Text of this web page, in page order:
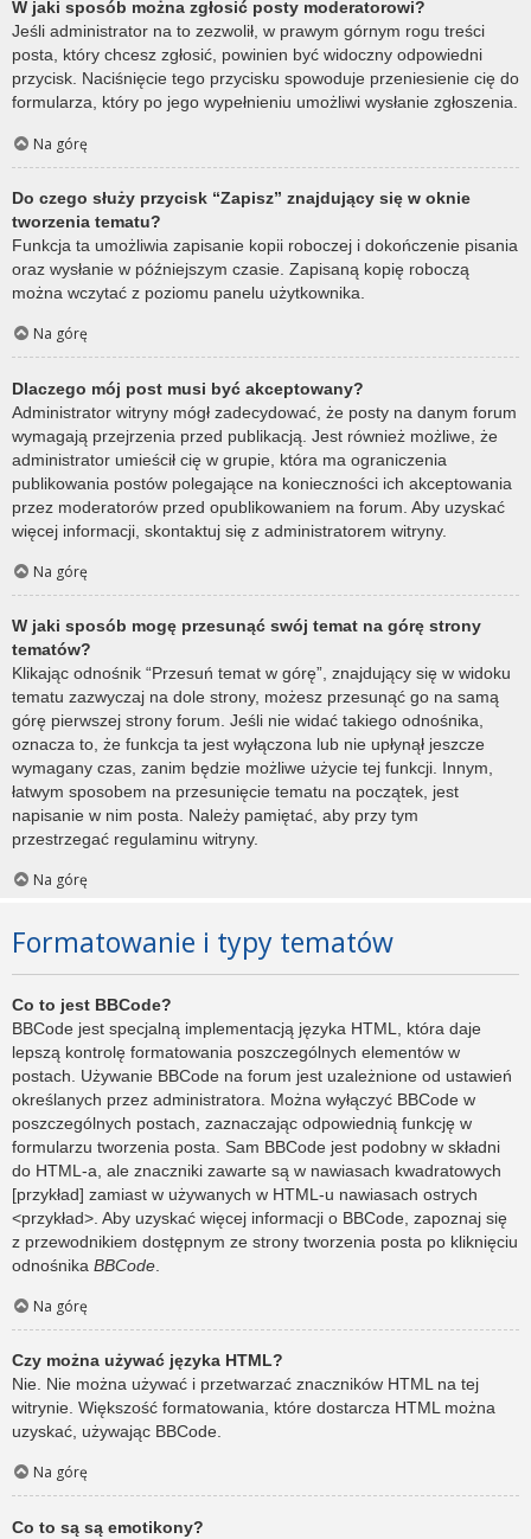
W jaki sposób można zgłosić posty moderatorowi?
Jeśli administrator na to zezwolił, w prawym górnym rogu treści
posta, który chcesz zgłosić, powinien być widoczny odpowiedni
przycisk. Naciśnięcie tego przycisku spowoduje przeniesienie cię do
formularza, który po jego wypełnieniu umożliwi wysłanie zgłoszenia.
Na górę
Do czego służy przycisk “Zapisz” znajdujący się w oknie
tworzenia tematu?
Funkcja ta umożliwia zapisanie kopii roboczej i dokończenie pisania
oraz wysłanie w późniejszym czasie. Zapisaną kopię roboczą
można wczytać z poziomu panelu użytkownika.
Na górę
Dlaczego mój post musi być akceptowany?
Administrator witryny mógł zadecydować, że posty na danym forum
wymagają przejrzenia przed publikacją. Jest również możliwe, że
administrator umieścił cię w grupie, która ma ograniczenia
publikowania postów polegające na konieczności ich akceptowania
przez moderatorów przed opublikowaniem na forum. Aby uzyskać
więcej informacji, skontaktuj się z administratorem witryny.
Na górę
W jaki sposób mogę przesunąć swój temat na górę strony
tematów?
Klikając odnośnik “Przesuń temat w górę”, znajdujący się w widoku
tematu zazwyczaj na dole strony, możesz przesunąć go na samą
górę pierwszej strony forum. Jeśli nie widać takiego odnośnika,
oznacza to, że funkcja ta jest wyłączona lub nie upłynął jeszcze
wymagany czas, zanim będzie możliwe użycie tej funkcji. Innym,
łatwym sposobem na przesunięcie tematu na początek, jest
napisanie w nim posta. Należy pamiętać, aby przy tym
przestrzegać regulaminu witryny.
Na górę
Formatowanie i typy tematów
Co to jest BBCode?
BBCode jest specjalną implementacją języka HTML, która daje
lepszą kontrolę formatowania poszczególnych elementów w
postach. Używanie BBCode na forum jest uzależnione od ustawień
określanych przez administratora. Można wyłączyć BBCode w
poszczególnych postach, zaznaczając odpowiednią funkcję w
formularzu tworzenia posta. Sam BBCode jest podobny w składni
do HTML-a, ale znaczniki zawarte są w nawiasach kwadratowych
[przykład] zamiast w używanych w HTML-u nawiasach ostrych
<przykład>. Aby uzyskać więcej informacji o BBCode, zapoznaj się
z przewodnikiem dostępnym ze strony tworzenia posta po kliknięciu
odnośnika BBCode
Na górę
Czy można używać języka HTML?
Nie. Nie można używać i przetwarzać znaczników HTML na tej
witrynie. Większość formatowania, które dostarcza HTML można
uzyskać, używając BBCode.
Na górę
Co to są są emotikony?